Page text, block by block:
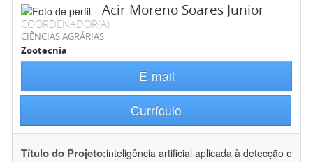
Acir Moreno Soares Junior
COORDENADOR(A)
CIÊNCIAS AGRÁRIAS
Zootecnia
E-mail
Currículo
Título do Projeto:inteligência artificial aplicada à detecção e